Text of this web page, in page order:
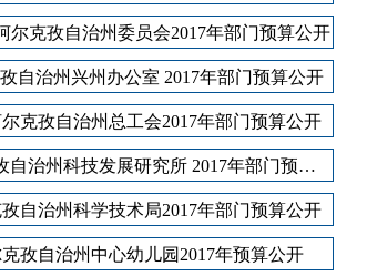
尔克孜自治州委员会2017年部门预算公开
自治州兴州办公室 2017年部门预算公开
克孜自治州总工会2017年部门预算公开
克孜勒苏柯尔克孜自治州科技发展研究所 2017年部门预算公开
自治州科学技术局2017年部门预算公开
孜自治州中心幼儿园2017年预算公开
国家部委局